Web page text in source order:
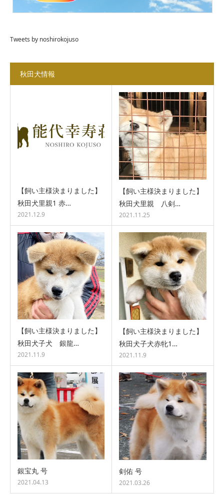
Tweets by noshirokojuso
秋田犬情報
【飼い主様決まりました】
秋田犬里親1 赤…
2021.12.9
【飼い主様決まりました】
秋田犬里親 八剣…
2021.11.25
【飼い主様決まりました】
秋田犬子犬 銀龍…
2021.11.9
【飼い主様決まりました】
秋田犬子犬赤牝1…
2021.11.9
銀宝丸 号
2021.04.13
剣佑 号
2021.03.26